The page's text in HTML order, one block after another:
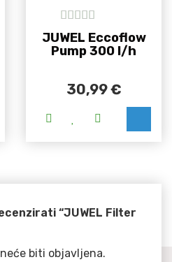
5out of 5
JUWEL Eccoflow
Pump 300 l/h
30,99€
“JUWEL Filter
biti objavljena.